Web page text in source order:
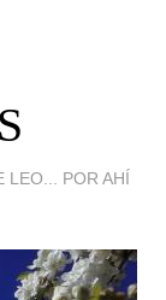
LEO... POR AHÍ